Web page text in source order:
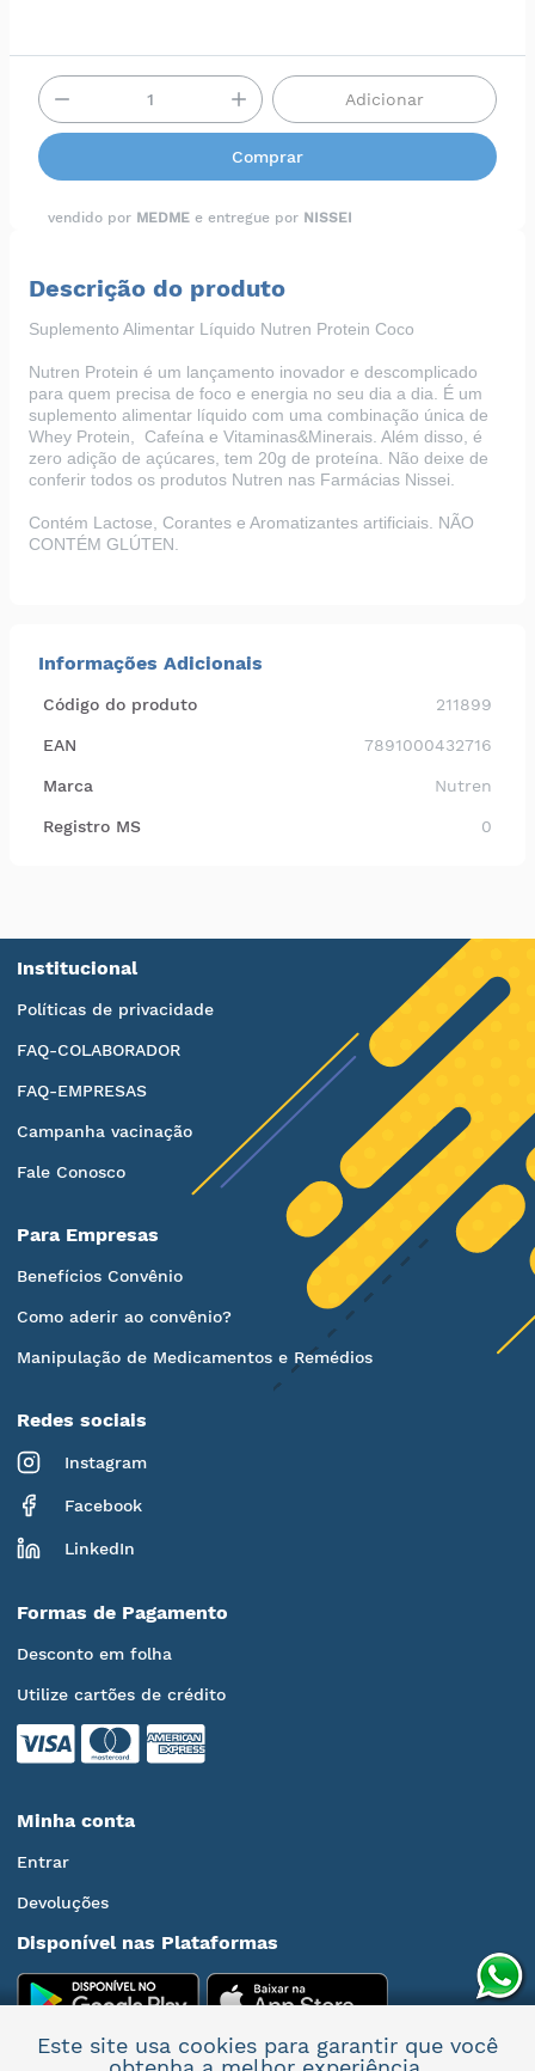
Adicionar
Comprar
vendido por MEDME e entregue por NISSEI
Descrição do produto
Suplemento Alimentar Líquido Nutren Protein Coco
Nutren Protein é um lançamento inovador e descomplicado
para quem precisa de foco e energia no seu dia a dia. É um
suplemento alimentar líquido com uma combinação única de
Whey Protein, Cafeína e Vitaminas&Minerais. Além disso, é
zero adição de açúcares, tem 20g de proteína. Não deixe de
conferir todos os produtos Nutren nas Farmácias Nissei
Contém Lactose, Corantes e Aromatizantes artificiais. NÃO
CONTÉM GLÚTEN
Informações Adicionais
Código do produto 211899
EAN 7891000432716
Marca Nutren
Registro MS 0
Institucional
Políticas de privacidade
FAQ-COLABORADOR
FAQ-EMPRESAS
Campanha vacinação
Fale Conosco
Para Empresas
Benefícios Convênio
Como aderir ao convênio?
Manipulação de Medicamentos e Remédios
Redes sociais
Instagram
Facebook
LinkedIn
Formas de Pagamento
Desconto em folha
Utilize cartões de crédito
Minha conta
Entrar
Devoluções
Disponível nas Plataformas
Este site usa cookies para garantir que você